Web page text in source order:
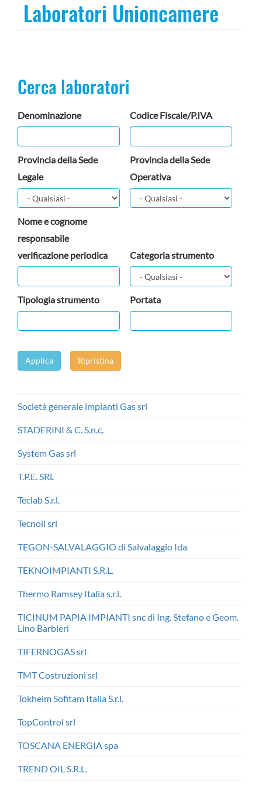
Laboratori Unioncamere
Cerca laboratori
Denominazione Codice Fiscale/P.IVA
Provincia della Sede
Legale
Provincia della Sede
Operativa
Nome e cognome
responsabile
verificazione periodica
Categoria strumento
Tipologia strumento Portata
Applica Ripristina
Società generale impianti Gas srl
STADERINI & C. S.n.c.
System Gas srl
T.P.E. SRL
Teclab S.r.l.
Tecnoil srl
TEGON-SALVALAGGIO di Salvalaggio Ida
TEKNOIMPIANTI S.R.L.
Thermo Ramsey Italia s.r.l.
TICINUM PAPIA IMPIANTI snc di Ing. Stefano e Geom.
Lino Barbieri
TIFERNOGAS srl
TMT Costruzioni srl
Tokheim Sofitam Italia S.r.l.
TopControl srl
TOSCANA ENERGIA spa
TREND OIL S.R.L.